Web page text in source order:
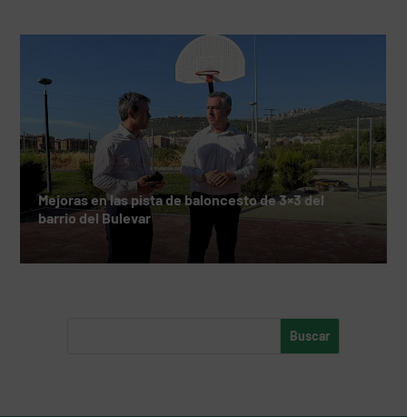
Mejoras en las pista de baloncesto de 3×3 del
barrio del Bulevar